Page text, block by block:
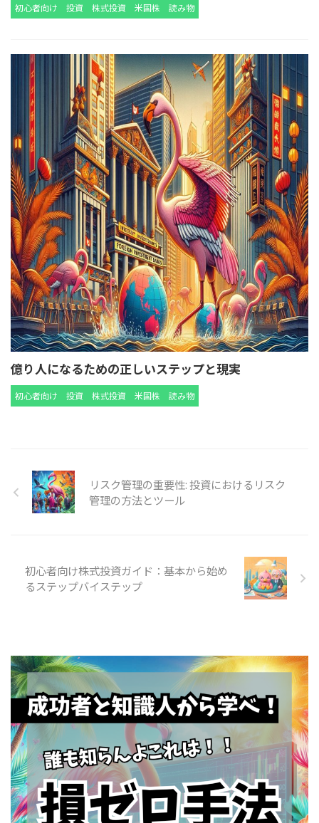
初心者向け 投資 株式投資 米国株 読み物
億り人になるための正しいステップと現実
初心者向け 投資 株式投資 米国株 読み物
リスク管理の重要性: 投資におけるリスク
管理の方法とツール
初心者向け株式投資ガイド：基本から始め
るステップバイステップ